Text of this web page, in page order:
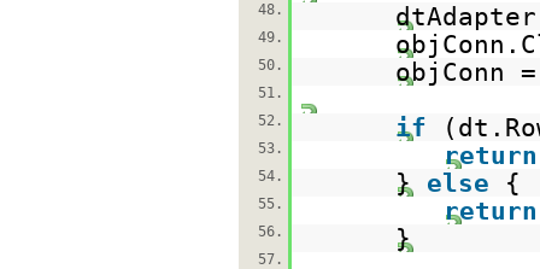
48.
49.
50. objConn
51.
52.
if
53. return
54. } else {
55. return
56. }
57.